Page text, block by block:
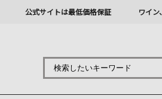
公式サイトは最低価格保証 ワイ